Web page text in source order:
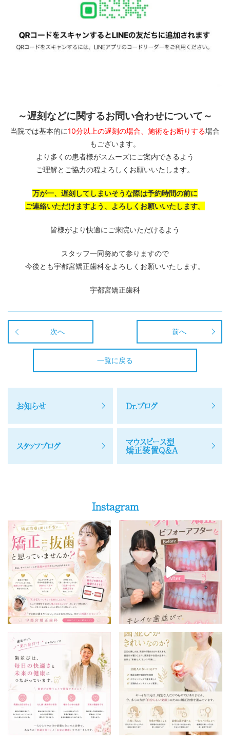
～遅刻などに関するお問い合わせについて～
当院では基本的に10分以上の遅刻の場合、 施術をお断りする場合
もございます。
より多くの患者様がスムーズにご案内できるよう
ご理解とご協力の程よろしくお願いいたします。
万が一、遅刻してしまいそうな際は予約時間の前に
ご連絡いただけますよう、よろしくお願いいたします。
皆様がより快適にご来院いただけるよう
スタッフ一同努めて参りますので
今後とも宇都宮矯正歯科をよろしくお願いいたします。
宇都宮矯正歯科
次へ 前へ
一覧に戻る
お知らせ Dr.ブログ
スタッフブログ マウスピース型
矯正装置Q＆A
Instagram